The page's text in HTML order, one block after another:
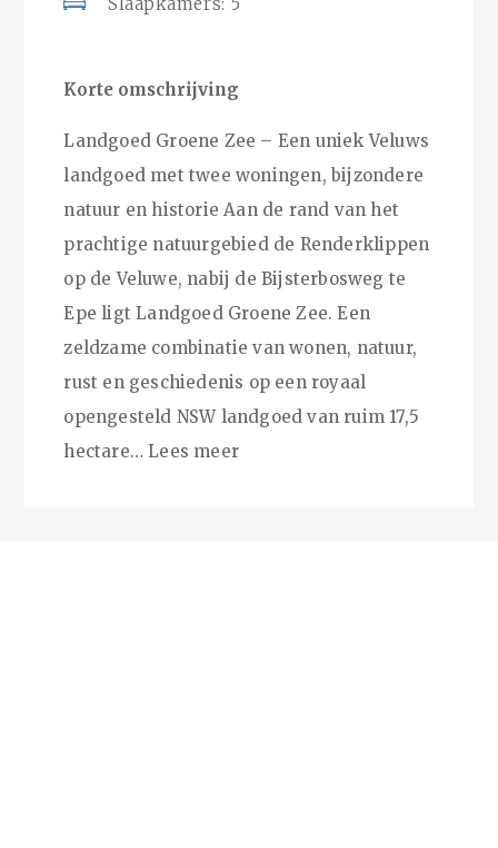
Korte omschrijving
Landgoed Groene Zee – Een uniek Veluws
landgoed met twee woningen, bijzondere
natuur en historie Aan de rand van het
prachtige natuurgebied de Renderklippen
op de Veluwe, nabij de Bijsterbosweg te
Epe ligt Landgoed Groene Zee. Een
zeldzame combinatie van wonen, natuur,
rust en geschiedenis op een royaal
opengesteld NSW landgoed van ruim 17,5
hectare…Lees meer